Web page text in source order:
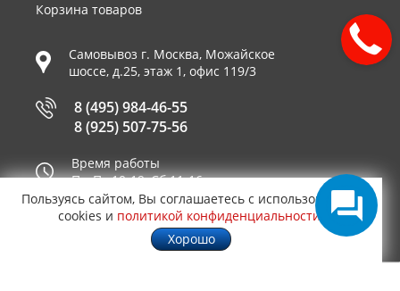
Корзина товаров
Самовывоз г. Москва, Можайское
шоссе, д.25, этаж 1, офис 119/3
8 (495) 984-46-55
8 (925) 507-75-56
Время работы
Пн-Пт 10-19, Сб 11-16
Принимаем к оплате
Пользуясь сайтом, Вы соглашаетесь с использованием
cookies и политикой конфиденциальности
Хорошо